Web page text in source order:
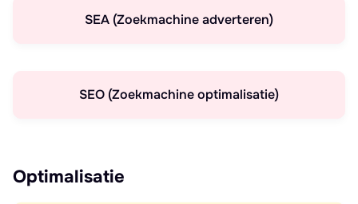
SEA (Zoekmachine adverteren)
SEO (Zoekmachine optimalisatie)
Optimalisatie